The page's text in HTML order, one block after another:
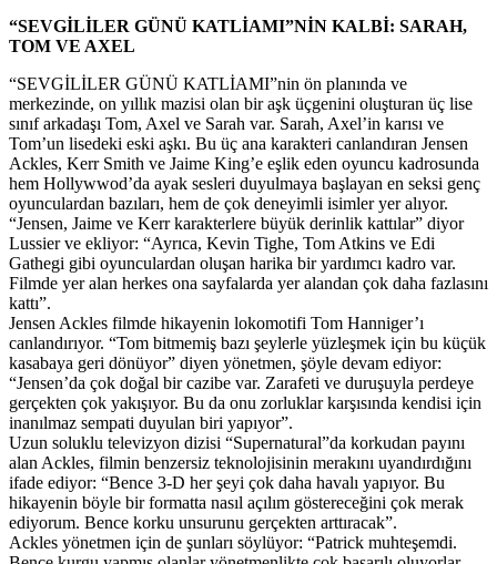
“SEVGİLİLER GÜNÜ KATLİAMI”NİN KALBİ: SARAH,
TOM VE AXEL
“SEVGİLİLER GÜNÜ KATLİAMI”nin ön planında ve
merkezinde, on yıllık mazisi olan bir aşk üçgenini oluşturan üç lise
sınıf arkadaşı Tom, Axel ve Sarah var. Sarah, Axel’in karısı ve
Tom’un lisedeki eski aşkı. Bu üç ana karakteri canlandıran Jensen
Ackles, Kerr Smith ve Jaime King’e eşlik eden oyuncu kadrosunda
hem Hollywwod’da ayak sesleri duyulmaya başlayan en seksi genç
oyunculardan bazıları, hem de çok deneyimli isimler yer alıyor.
“Jensen, Jaime ve Kerr karakterlere büyük derinlik kattılar” diyor
Lussier ve ekliyor: “Ayrıca, Kevin Tighe, Tom Atkins ve Edi
Gathegi gibi oyunculardan oluşan harika bir yardımcı kadro var.
Filmde yer alan herkes ona sayfalarda yer alandan çok daha fazlasını
kattı”.
Jensen Ackles filmde hikayenin lokomotifi Tom Hanniger’ı
canlandırıyor. “Tom bitmemiş bazı şeylerle yüzleşmek için bu küçük
kasabaya geri dönüyor” diyen yönetmen, şöyle devam ediyor:
“Jensen’da çok doğal bir cazibe var. Zarafeti ve duruşuyla perdeye
gerçekten çok yakışıyor. Bu da onu zorluklar karşısında kendisi için
inanılmaz sempati duyulan biri yapıyor”.
Uzun soluklu televizyon dizisi “Supernatural”da korkudan payını
alan Ackles, filmin benzersiz teknolojisinin merakını uyandırdığını
ifade ediyor: “Bence 3-D her şeyi çok daha havalı yapıyor. Bu
hikayenin böyle bir formatta nasıl açılım göstereceğini çok merak
ediyorum. Bence korku unsurunu gerçekten arttıracak”.
Ackles yönetmen için de şunları söylüyor: “Patrick muhteşemdi.